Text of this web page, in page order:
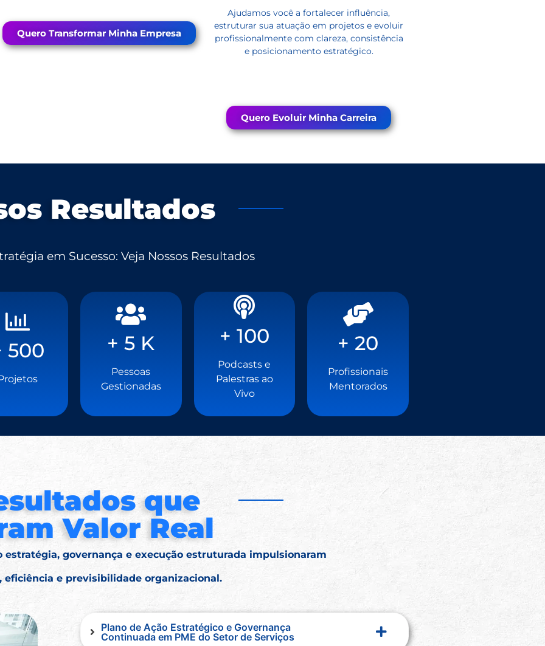
Quero Transformar Minha Empresa
Ajudamos você a fortalecer influência,
estruturar sua atuação em projetos e evoluir
profissionalmente com clareza, consistência
e posicionamento estratégico.
Quero Evoluir Minha Carreira
Resultados
em Sucesso: Veja Nossos Resultados
500
500 + 5 K
Pessoas
Gestionadas
+ 5 K
Pessoas
Gestionadas
+ 100
Podcasts e
Palestras ao
Vivo
+ 100
Podcasts e
Palestras ao
Vivo
+ 20
Profissionais
Mentorados
+ 20
Profissionais
Mentorados
que
Valor Real
estratégia, governança e execução estruturada impulsionaram
eficiência e previsibilidade organizacional.
Plano de Ação Estratégico e Governança
Continuada em PME do Setor de Serviços